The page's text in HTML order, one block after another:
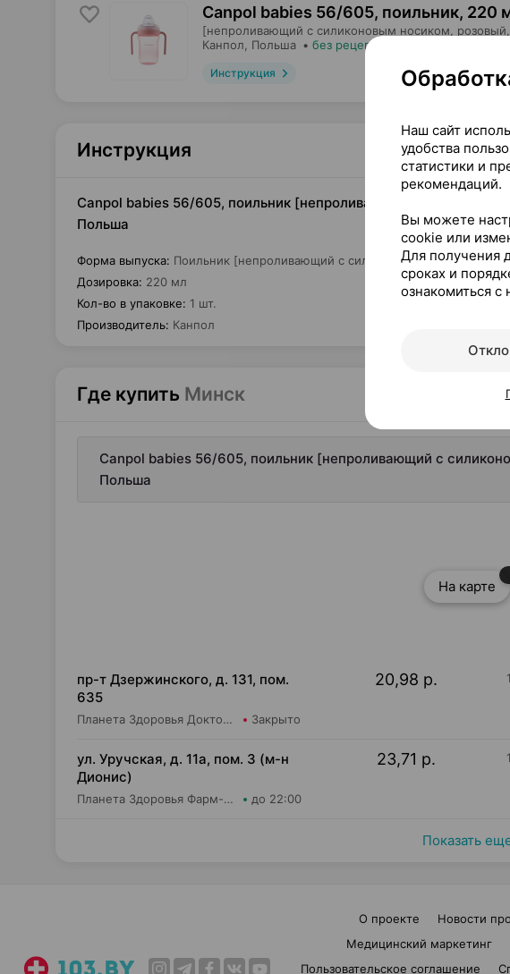
Canpol babies 56/605, поильник, 220
[непроливающий с силиконовым носиком, розовый,
Канпол , Польша • без рецепта
Инструкция
Инструкция
Canpol babies 56/605, поильник [непроливающий с
Польша
Форма выпуска: Поильник [непроливающий с силиконовым носиком,
Дозировка: 220 мл
Кол-во в упаковке: 1 шт.
Производитель: Канпол
Где купить Минск
Canpol babies 56/605, поильник [непроливающий с
Польша
На карте
пр-т Дзержинского, д. 131, пом.
635
Планета Здоровья Доктор Время ООО Аптека №52 Закрыто
20,98 р.
ул. Уручская, д. 11а, пом. 3 (м-н
Дионис)
Планета Здоровья Фарм-Продукт ОДО Аптека №4 до 22:00
23,71 р.
Показать
О проекте Новости
Медицинский маркетинг
Пользовательское соглашение
Наш сайт
удобства
статистики и
рекомендаций.
Вы можете
cookie или
Для получения
сроках и
ознакомиться с